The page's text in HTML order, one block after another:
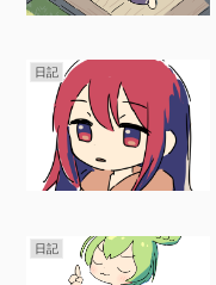
日記
日記